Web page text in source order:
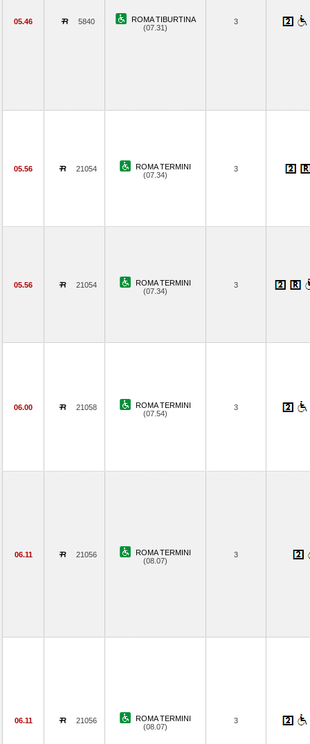
05.46 5840
ROMA TIBURTINA
(07.31)
3
05.56 21054
ROMA TERMINI
(07.34)
3
05.56 21054
ROMA TERMINI
(07.34)
3
06.00 21058
ROMA TERMINI
(07.54)
3
06.11 21056
ROMA TERMINI
(08.07)
3
06.11 21056
ROMA TERMINI
(08.07)
3